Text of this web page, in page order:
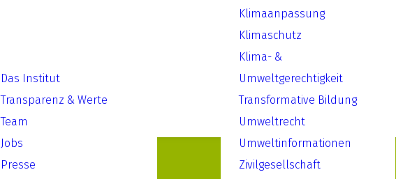
Das Institut
Transparenz & Werte
Team
Jobs
Presse
Klimaanpassung
Klimaschutz
Klima- &
Umweltgerechtigkeit
Transformative Bildung
Umweltrecht
Umweltinformationen
Zivilgesellschaft